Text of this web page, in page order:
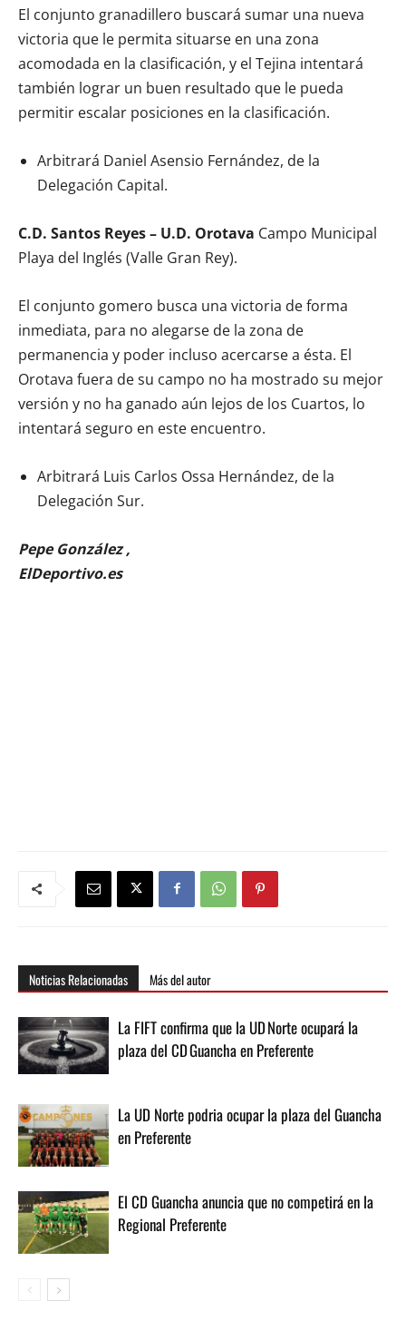
El conjunto granadillero buscará sumar una nueva
victoria que le permita situarse en una zona
acomodada en la clasificación, y el Tejina intentará
también lograr un buen resultado que le pueda
permitir escalar posiciones en la clasificación.
Arbitrará Daniel Asensio Fernández, de la
Delegación Capital.
C.D. Santos Reyes – U.D. Orotava Campo Municipal
Playa del Inglés (Valle Gran Rey).
El conjunto gomero busca una victoria de forma
inmediata, para no alegarse de la zona de
permanencia y poder incluso acercarse a ésta. El
Orotava fuera de su campo no ha mostrado su mejor
versión y no ha ganado aún lejos de los Cuartos, lo
intentará seguro en este encuentro.
Arbitrará Luis Carlos Ossa Hernández, de la
Delegación Sur.
Pepe González ,
ElDeportivo.es
Noticias Relacionadas Más del autor
La FIFT confirma que la UD Norte ocupará la
plaza del CD Guancha en Preferente
La UD Norte podria ocupar la plaza del Guancha
en Preferente
El CD Guancha anuncia que no competirá en la
Regional Preferente